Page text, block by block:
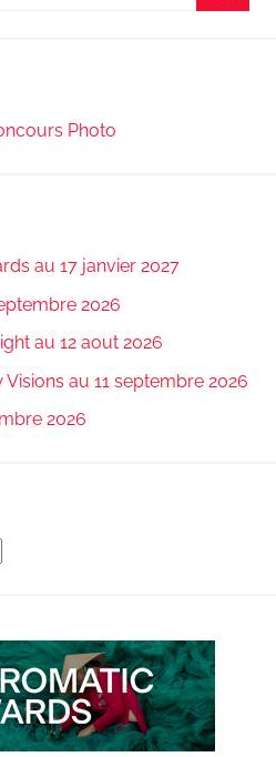
Photo
au 17 janvier 2027
2026
au 12 aout 2026
au 11 septembre 2026
2026